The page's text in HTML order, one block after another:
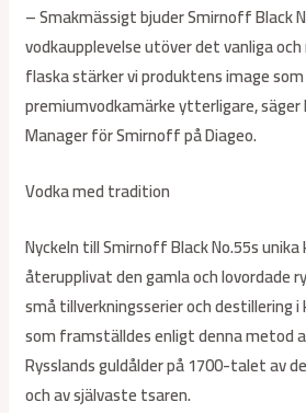
– Smakmässigt bjuder Smirnoff Black
vodkaupplevelse utöver det vanliga
flaska stärker vi produktens image
premiumvodkamärke ytterligare, säger
Manager för Smirnoff på Diageo.
Vodka med tradition
Nyckeln till Smirnoff Black No.55s
återupplivat den gamla och lovordade
små tillverkningsserier och destillering i
som framställdes enligt denna metod
Rysslands guldålder på 1700-talet av
och av självaste tsaren.